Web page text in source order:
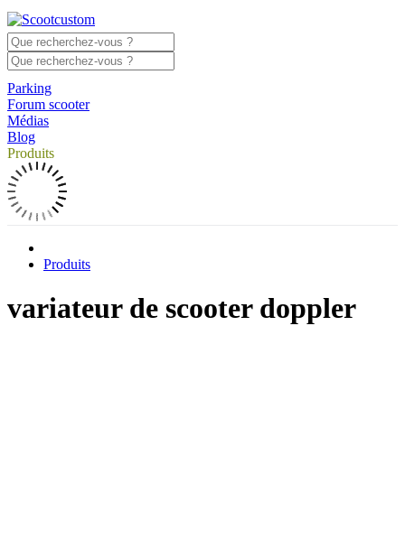
Parking
Forum scooter
Médias
Blog
Produits
Produits
variateur de scooter doppler